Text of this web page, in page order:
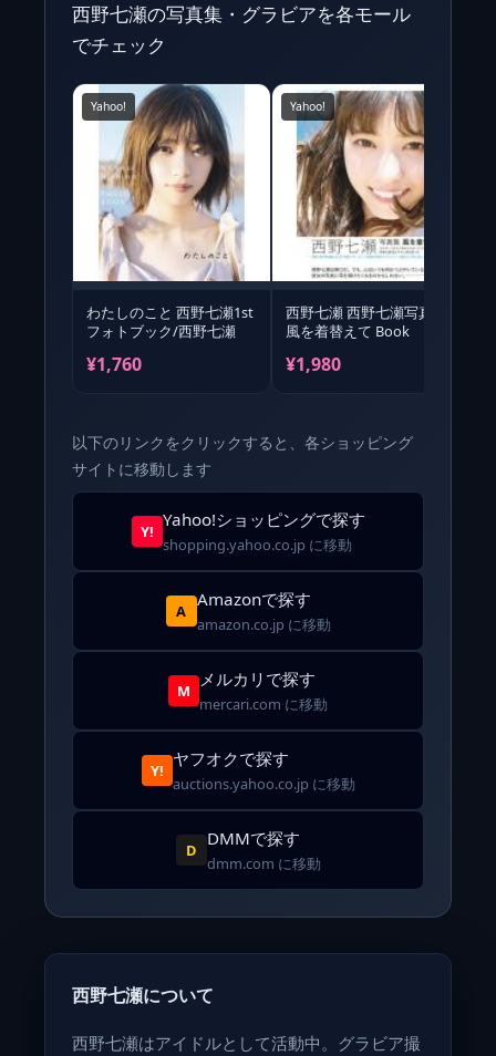
西野七瀬の写真集・グラビアを各モール
でチェック
Yahoo!
わたしのこと 西野七瀬1st
フォトブック/西野七瀬
¥1,760
Yahoo!
西野七瀬 西野七瀬写真集
風を着替えて Book
¥1,980
以下のリンクをクリックすると、各ショッピング
サイトに移動します
Y!
Yahoo!ショッピングで探す
shopping.yahoo.co.jp に移動
A
Amazonで探す
amazon.co.jp に移動
M
メルカリで探す
mercari.com に移動
Y!
ヤフオクで探す
auctions.yahoo.co.jp に移動
D
DMMで探す
dmm.com に移動
西野七瀬について
西野七瀬はアイドルとして活動中。グラビア撮